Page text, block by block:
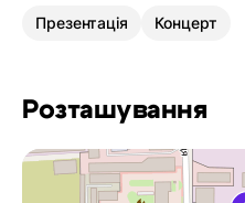
Презентація Концерт
Розташування